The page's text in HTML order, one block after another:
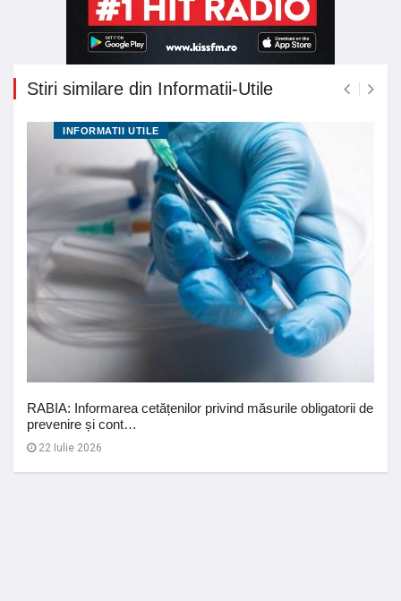
Stiri similare din Informatii-Utile
INFORMATII UTILE
RABIA: Informarea cetățenilor privind măsurile obligatorii de
prevenire și cont…
22 Iulie 2026